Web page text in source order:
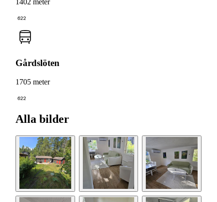
622
Gårdslöten
1705 meter
622
Alla bilder